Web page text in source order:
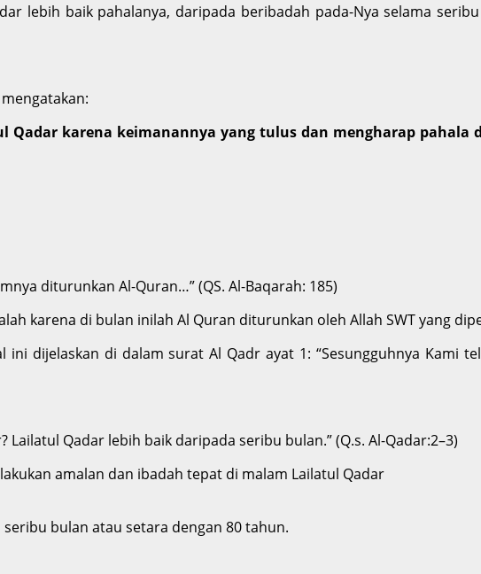
lebih baik pahalanya, daripada beribadah pada-Nya selama
Qadar karena keimanannya yang tulus dan mengharap pahala
diturunkan Al-Quran…” (QS. Al-Baqarah: 185)
karena di bulan inilah Al Quran diturunkan oleh Allah SWT yang
dijelaskan di dalam surat Al Qadr ayat 1: “Sesungguhnya Kami
Lailatul Qadar lebih baik daripada seribu bulan.” (Q.s. Al-Qadar:2–3)
amalan dan ibadah tepat di malam Lailatul Qadar
bulan atau setara dengan 80 tahun.